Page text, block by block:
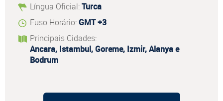
Língua Oficial:Turca
Fuso Horário:GMT +3
Principais Cidades:
Ancara, Istambul, Goreme, Izmir, Alanya e
Bodrum